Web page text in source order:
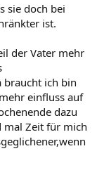
sie doch bei
ist.
der Vater mehr
braucht ich bin
einfluss auf
dazu
mal Zeit für mich